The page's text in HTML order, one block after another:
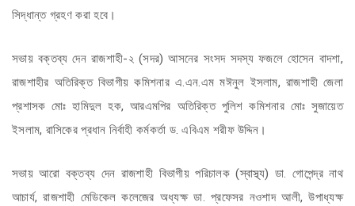
সিদ্ধান্ত গ্রহণ করা হবে।
সভায় বক্তব্য দেন রাজশাহী-২ (সদর) আসনের সংসদ সদস্য ফজলে হোসেন বাদশা,
রাজশাহীর অতিরিক্ত বিভাগীয় কমিশনার এ.এন.এম মঈনুল ইসলাম, রাজশাহী জেলা
প্রশাসক মোঃ হামিদুল হক, আরএমপির অতিরিক্ত পুলিশ কমিশনার মোঃ সুজায়েত
ইসলাম, রাসিকের প্রধান নির্বাহী কর্মকর্তা ড. এবিএম শরীফ উদ্দিন।
সভায় আরো বক্তব্য দেন রাজশাহী বিভাগীয় পরিচালক (স্বাস্থ্য) ডা. গোপেন্দ্র নাথ
আচার্য, রাজশাহী মেডিকেল কলেজের অধ্যক্ষ ডা. প্রফেসর নওশাদ আলী, উপাধ্যক্ষ